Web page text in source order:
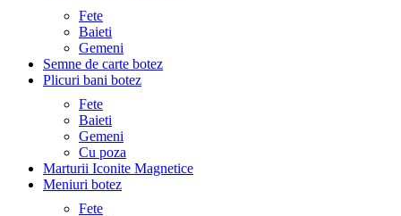
Fete
Baieti
Gemeni
Semne de carte botez
Plicuri bani botez
Fete
Baieti
Gemeni
Cu poza
Marturii Iconite Magnetice
Meniuri botez
Fete